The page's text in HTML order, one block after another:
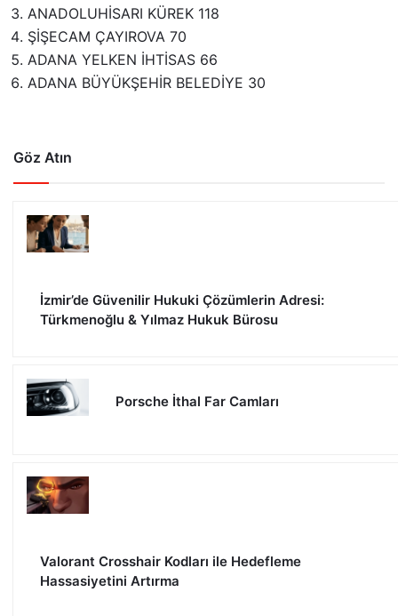
ANADOLUHİSARI KÜREK 118
ŞİŞECAM ÇAYIROVA 70
ADANA YELKEN İHTİSAS 66
ADANA BÜYÜKŞEHİR BELEDİYE 30
Göz Atın
İzmir’de Güvenilir Hukuki Çözümlerin Adresi:
Türkmenoğlu & Yılmaz Hukuk Bürosu
Porsche İthal Far Camları
Valorant Crosshair Kodları ile Hedefleme
Hassasiyetini Artırma